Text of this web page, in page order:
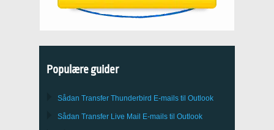
Populære guider
Sådan Transfer Thunderbird E-mails til Outlook
Sådan Transfer Live Mail E-mails til Outlook